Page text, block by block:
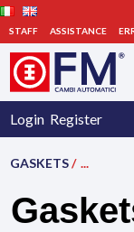
STAFF ASSISTANCE
Login Register
GASKETS/ ...